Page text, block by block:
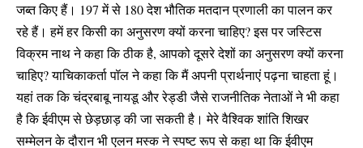
जब्त किए हैं। 197 में से 180 देश भौतिक मतदान प्रणाली का पालन कर
रहे हैं। हमें हर किसी का अनुसरण क्यों करना चाहिए? इस पर जस्टिस
विक्रम नाथ ने कहा कि ठीक है, आपको दूसरे देशों का अनुसरण क्यों करना
चाहिए? याचिकाकर्ता पॉल ने कहा कि मैं अपनी प्रार्थनाएं पढ़ना चाहता हूं।
यहां तक ​​कि चंद्रबाबू नायडू और रेड्डी जैसे राजनीतिक नेताओं ने भी कहा
है कि ईवीएम से छेड़छाड़ की जा सकती है। मेरे वैश्विक शांति शिखर
सम्मेलन के दौरान भी एलन मस्क ने स्पष्ट रूप से कहा था कि ईवीएम